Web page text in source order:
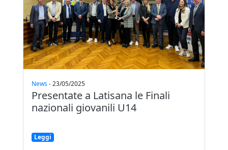
News-23/05/2025
Presentate a Latisana le Finali
nazionali giovanili U14
Leggi